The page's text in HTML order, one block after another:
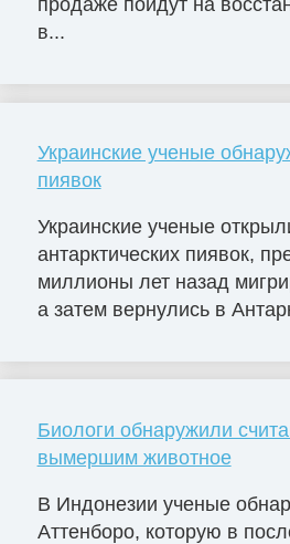
продаже пойдут на
в...
Украинские ученые
пиявок
Украинские ученые
антарктических пиявок,
миллионы лет назад
а затем вернулись в
Биологи обнаружили
вымершим животное
В Индонезии ученые
Аттенборо, которую в